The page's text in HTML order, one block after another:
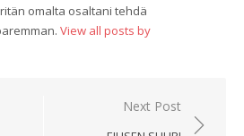
omalta osaltani tehdä
View all posts by
Next Post